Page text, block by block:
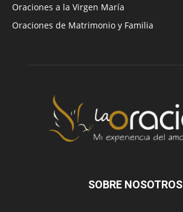
Oraciones a la Virgen María
Oraciones de Matrimonio y Familia
SOBRE NOSOTROS